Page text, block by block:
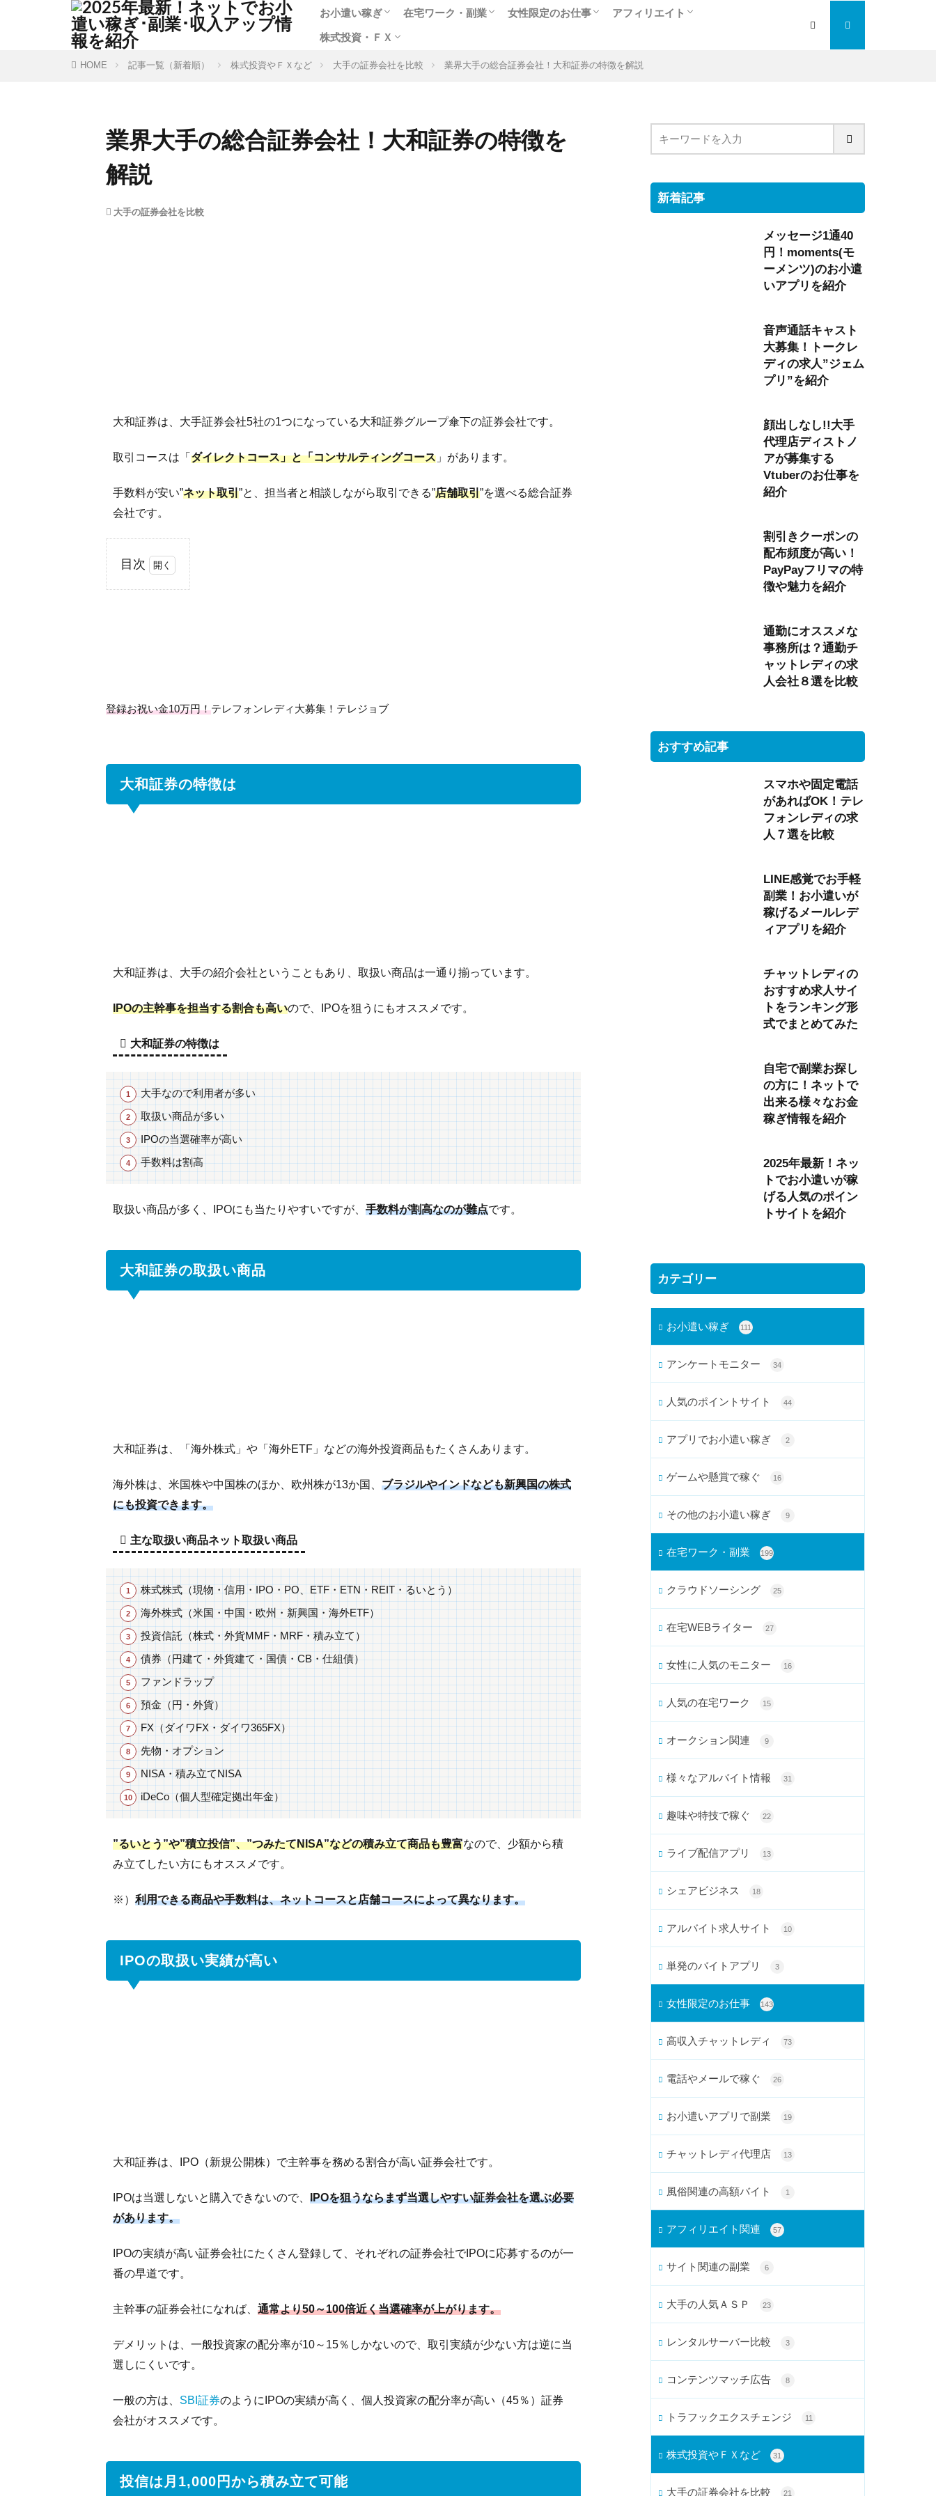
お小遣い稼ぎ
人気のポイントサイト
アンケートモニター
ゲームや懸賞で稼ぐ
在宅ワーク・副業 女性限定のお仕事 アフィリエイト
株式投資・ＦＸ
格安ネット証券会社
ネット売買の特徴は
株式投資実践編
ＦＸ投資超入門
HOME 記事一覧（新着順） 株式投資やＦＸなど 大手の証券会社を比較 業界大手の総合証券会社！大和証券の特徴を解説
業界大手の総合証券会社！大和証券の特徴を
解説
大手の証券会社を比較
大和証券は、大手証券会社5社の1つになっている大和証券グループ傘下の証券会社です。
取引コースは「 ダイレクトコース」と「コンサルティングコース 」があります。
手数料が安い”ネット取引”と、担当者と相談しながら取引できる”店舗取引”を選べる総合証券
会社です。
目次
は
和
証
券
取
い
績
が
高
い
4
投信
は月
1,000
円か
み立
能
5
投資
eメ
バ
で
座
維
持
手
数
料
無
料
7
国
内
の
株
式
手
料
7.1
ワ・
ング
コー
信用
の株
式手
8
ト
ー
ィ
グ
ー
ル
大
和
登録お祝い金10万円！テレフォンレディ大募集！テレジョブ
大和証券の特徴は
大和証券は、大手の紹介会社ということもあり、取扱い商品は一通り揃っています。
IPOの主幹事を担当する割合も高いので、IPOを狙うにもオススメです。
大和証券の特徴は
大手なので利用者が多い
取扱い商品が多い
IPOの当選確率が高い
手数料は割高
取扱い商品が多く、IPOにも当たりやすいですが、 手数料が割高なのが難点です。
大和証券の取扱い商品
大和証券は、「海外株式」や「海外ETF」などの海外投資商品もたくさんあります。
海外株は、米国株や中国株のほか、欧州株が13か国、 ブラジルやインドなども新興国の株式
にも投資できます。
主な取扱い商品ネット取扱い商品
株式株式（現物・信用・IPO・PO、ETF・ETN・REIT・るいとう）
海外株式（米国・中国・欧州・新興国・海外ETF）
投資信託（株式・外貨MMF・MRF・積み立て）
債券（円建て・外貨建て・国債・CB・仕組債）
ファンドラップ
預金（円・外貨）
FX（ダイワFX・ダイワ365FX）
先物・オプション
NISA・積み立てNISA
iDeCo（個人型確定拠出年金）
”るいとう”や”積立投信”、”つみたてNISA”などの積み立て商品も豊富なので、少額から積
み立てしたい方にもオススメです。
※） 利用できる商品や手数料は、ネットコースと店舗コースによって異なります。
IPOの取扱い実績が高い
大和証券は、IPO（新規公開株）で主幹事を務める割合が高い証券会社です。
IPOは当選しないと購入できないので、 IPOを狙うならまず当選しやすい証券会社を選ぶ必要
があります。
IPOの実績が高い証券会社にたくさん登録して、それぞれの証券会社でIPOに応募するのが一
番の早道です。
主幹事の証券会社になれば、 通常より50～100倍近く当選確率が上がります。
デメリットは、一般投資家の配分率が10～15％しかないので、取引実績が少ない方は逆に当
選しにくいです。
一般の方は、 SBI証券のようにIPOの実績が高く、個人投資家の配分率が高い（45％）証券
会社がオススメです。
投信は月1,000円から積み立て可能
新着記事
メッセージ1通40
円！moments(モ
ーメンツ)のお小遣
いアプリを紹介
音声通話キャスト
大募集！トークレ
ディの求人”ジェム
プリ”を紹介
顔出しなし!!大手
代理店ディストノ
アが募集する
Vtuberのお仕事を
紹介
割引きクーポンの
配布頻度が高い！
PayPayフリマの特
徴や魅力を紹介
通勤にオススメな
事務所は？通勤チ
ャットレディの求
人会社８選を比較
おすすめ記事
スマホや固定電話
があればOK！テレ
フォンレディの求
人７選を比較
LINE感覚でお手軽
副業！お小遣いが
稼げるメールレデ
ィアプリを紹介
チャットレディの
おすすめ求人サイ
トをランキング形
式でまとめてみた
自宅で副業お探し
の方に！ネットで
出来る様々なお金
稼ぎ情報を紹介
2025年最新！ネッ
トでお小遣いが稼
げる人気のポイン
トサイトを紹介
カテゴリー
お小遣い稼ぎ 111
アンケートモニター 34
人気のポイントサイト 44
アプリでお小遣い稼ぎ 2
ゲームや懸賞で稼ぐ 16
その他のお小遣い稼ぎ 9
在宅ワーク・副業 199
クラウドソーシング 25
在宅WEBライター 27
女性に人気のモニター 16
人気の在宅ワーク 15
オークション関連 9
様々なアルバイト情報 31
趣味や特技で稼ぐ 22
ライブ配信アプリ 13
シェアビジネス 18
アルバイト求人サイト 10
単発のバイトアプリ 3
女性限定のお仕事 143
高収入チャットレディ 73
電話やメールで稼ぐ 26
お小遣いアプリで副業 19
チャットレディ代理店 13
風俗関連の高額バイト 1
アフィリエイト関連 57
サイト関連の副業 6
大手の人気ＡＳＰ 23
レンタルサーバー比較 3
コンテンツマッチ広告 8
トラフックエクスチェンジ 11
株式投資やＦＸなど 31
大手の証券会社を比較 21